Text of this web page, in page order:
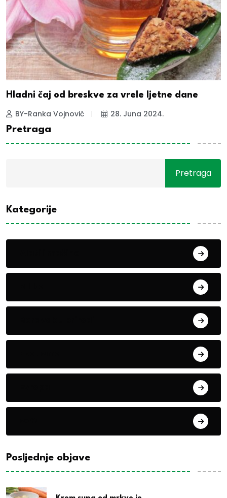
Hladni čaj od breskve za vrele ljetne dane
BY-Ranka Vojnović
28. Juna 2024.
Pretraga
Pretraga
Kategorije
Posljednje objave